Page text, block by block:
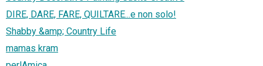
DIRE, DARE, FARE, QUILTARE...e non solo!
Shabby &amp; Country Life
mamas kram